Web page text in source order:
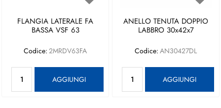
FLANGIA LATERALE FA
BASSA VSF 63
Codice: 2MRDV63FA
AGGIUNGI
ANELLO TENUTA DOPPIO
LABBRO 30x42x7
Codice: AN30427DL
AGGIUNGI